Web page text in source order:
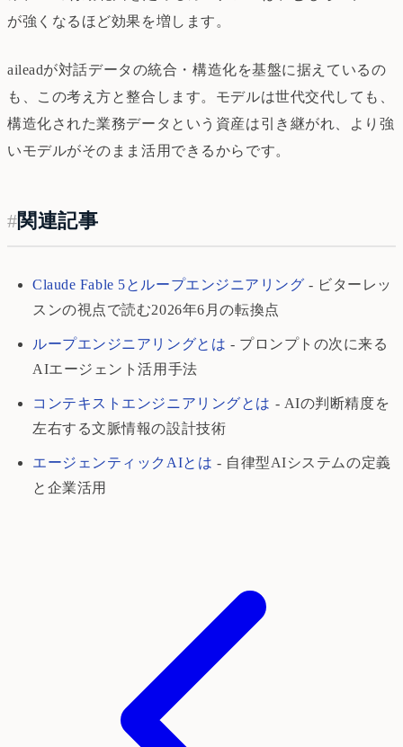
が強くなるほど効果を増します。
aileadが対話データの統合・構造化を基盤に据えているの
も、この考え方と整合します。モデルは世代交代しても、
構造化された業務データという資産は引き継がれ、より強
いモデルがそのまま活用できるからです。
#関連記事
Claude Fable 5とループエンジニアリング - ビターレッ
スンの視点で読む2026年6月の転換点
ループエンジニアリングとは - プロンプトの次に来る
AIエージェント活用手法
コンテキストエンジニアリングとは - AIの判断精度を
左右する文脈情報の設計技術
エージェンティックAIとは - 自律型AIシステムの定義
と企業活用